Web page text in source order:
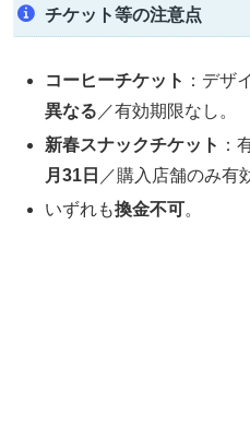
チケット等の注意点
コーヒーチケット ：デザ
異なる ／有効期限なし。
新春スナックチケット ：
月31日 ／購入店舗のみ有
いずれも換金不可。